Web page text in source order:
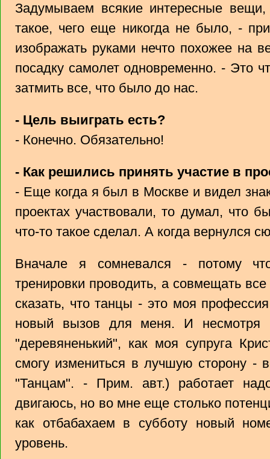
Задумываем всякие интересные
такое, чего еще никогда не было, -
изображать руками нечто похожее на
посадку самолет одновременно. - Это
затмить все, что было до нас.
- Цель выиграть есть?
- Конечно. Обязательно!
- Как решились принять участие в
- Еще когда я был в Москве и видел
проектах участвовали, то думал, что
что-то такое сделал. А когда вернулся
Вначале я сомневался - потому
тренировки проводить, а совмещать
сказать, что танцы - это моя
новый вызов для меня. И
"деревяненький", как моя cупруга
смогу измениться в лучшую сторону -
"Танцам". - Прим. авт.) работает
двигаюсь, но во мне еще столько
как отбабахаем в субботу новый
уровень.